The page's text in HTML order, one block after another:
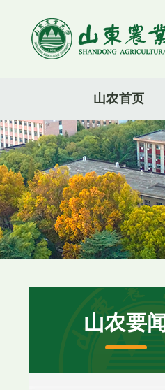
山农首页
山农要闻